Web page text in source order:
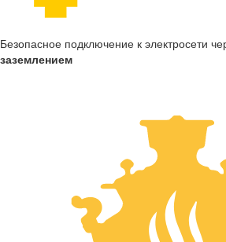
Безопасное подключение к электросети
заземлением